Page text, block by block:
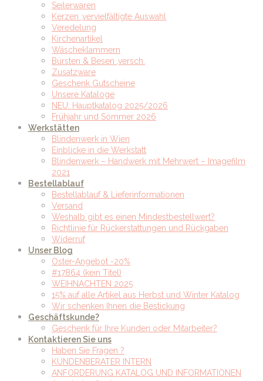
Seilerwaren
Kerzen ,vervielfältigte Auswahl
Veredelung
Kirchenartikel
Wäscheklammern
Bürsten & Besen ,versch.
Zusatzware
Geschenk Gutscheine
Unsere Kataloge
NEU: Hauptkatalog 2025/2026
Frühjahr und Sommer 2026
Werkstätten
Blindenwerk in Wien
Einblicke in die Werkstatt
Blindenwerk – Handwerk mit Mehrwert – Imagefilm
2021
Bestellablauf
Bestellablauf & Lieferinformationen
Versand
Weshalb gibt es einen Mindestbestellwert?
Richtlinie für Rückerstattungen und Rückgaben
Widerruf
Unser Blog
Oster-Angebot -20%
#17864 (kein Titel)
WEIHNACHTEN 2025
15% auf alle Artikel aus Herbst und Winter Katalog
Wir schenken Ihnen die Bestickung
Geschäftskunde?
Geschenk für Ihre Kunden oder Mitarbeiter?
Kontaktieren Sie uns
Haben Sie Fragen ?
KUNDENBERATER INTERN
ANFORDERUNG KATALOG UND INFORMATIONEN